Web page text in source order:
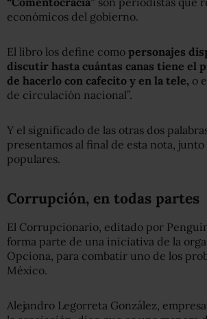
económicos del gobierno.
El libro los define como personajes
discutir hasta cuántas canas tiene el
de hacerlo con cafecito y en la tele, o
de circulación nacional”.
Y el significado de las otras dos
presentamos al final de esta nota, junto
populares.
Corrupción, en todas partes
El Corrupcionario, editado por
forma parte de una iniciativa de la
Opciona, para combatir uno de los
México.
Alejandro Legorreta González,